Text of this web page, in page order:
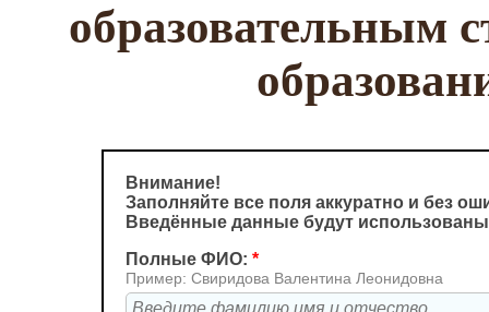
образовательным
Внимание!
Заполняйте все поля аккуратно и без
Введённые данные будут
Полные ФИО: *
Пример: Свиридова Валентина Леонидовна